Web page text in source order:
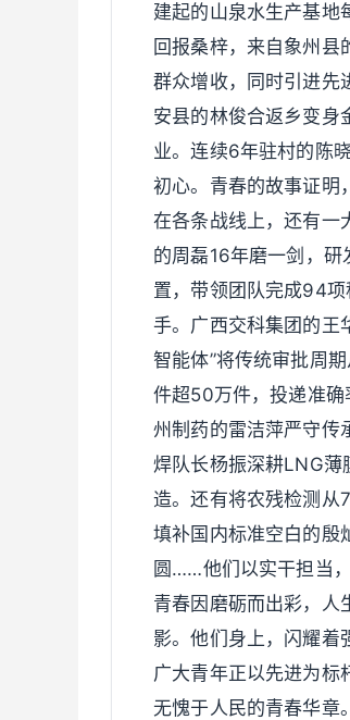
建起的山泉水生产基地
回报桑梓，来自象州县
群众增收，同时引进先
安县的林俊合返乡变
业。连续6年驻村的陈
初心。青春的故事证明
在各条战线上，还有一
的周磊16年磨一剑，
置，带领团队完成94
手。广西交科集团的王
智能体”将传统审批周
件超50万件，投递准
州制药的雷洁萍严守传
焊队长杨振深耕LNG薄
造。还有将农残检测从
填补国内标准空白的殷
圆……他们以实干担当
青春因磨砺而出彩，人
影。他们身上，闪耀着
广大青年正以先进为标
无愧于人民的青春华章